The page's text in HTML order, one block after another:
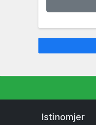
Istinomjer